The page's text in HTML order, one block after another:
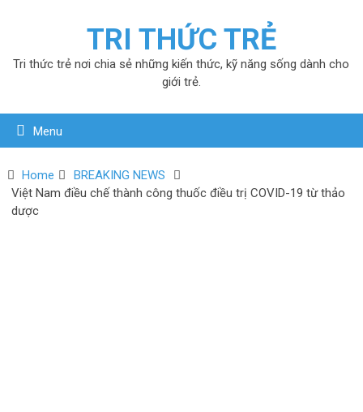
TRI THỨC TRẺ
Tri thức trẻ nơi chia sẻ những kiến thức, kỹ năng sống dành cho
giới trẻ.
Menu
Home
BREAKING NEWS
Việt Nam điều chế thành công thuốc điều trị COVID-19 từ thảo
dược